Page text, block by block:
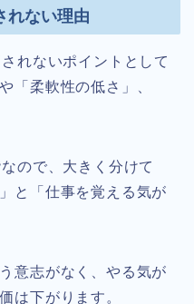
れない理由
れないポイントとして
「柔軟性の低さ」、
ので、大きく分けて
と「仕事を覚える気が
意志がなく、やる気が
は下がります。